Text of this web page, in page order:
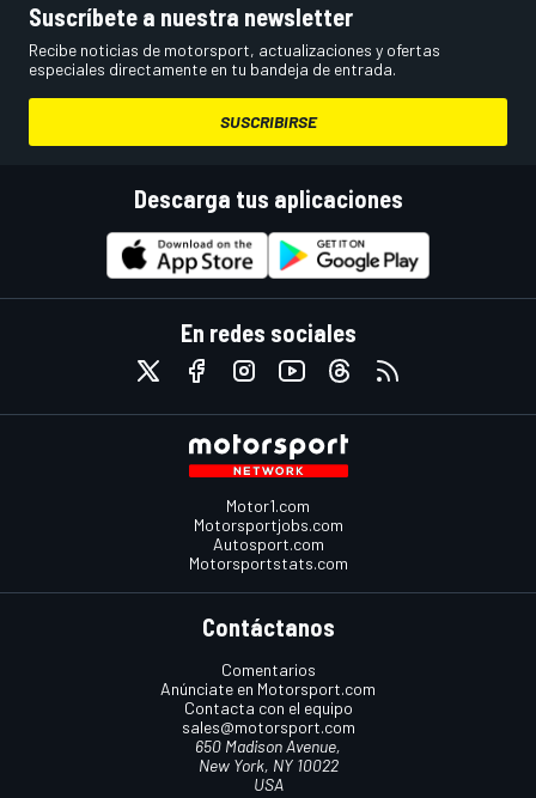
Suscríbete a nuestra newsletter
Recibe noticias de motorsport, actualizaciones y ofertas
especiales directamente en tu bandeja de entrada.
SUSCRIBIRSE
Descarga tus aplicaciones
En redes sociales
Motor1.com
Motorsportjobs.com
Autosport.com
Motorsportstats.com
Contáctanos
Comentarios
Anúnciate en Motorsport.com
Contacta con el equipo
sales@motorsport.com
650 Madison Avenue,
New York, NY 10022
USA